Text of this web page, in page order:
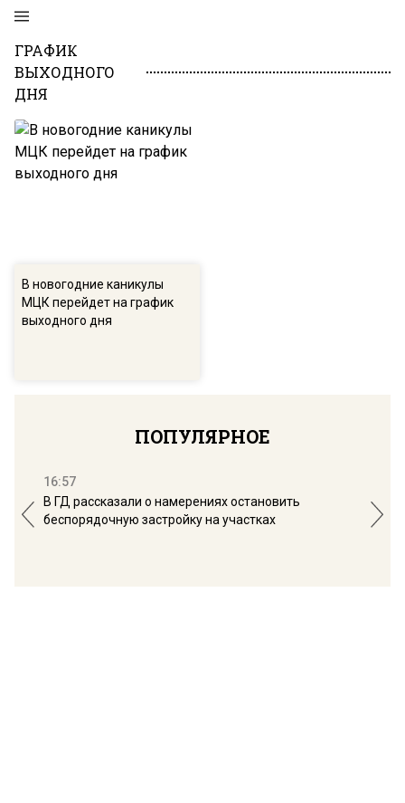
ГРАФИК
ВЫХОДНОГО
ДНЯ
В новогодние каникулы
МЦК перейдет на график
выходного дня
ПОПУЛЯРНОЕ
16:57
В ГД рассказали о намерениях остановить
беспорядочную застройку на участках